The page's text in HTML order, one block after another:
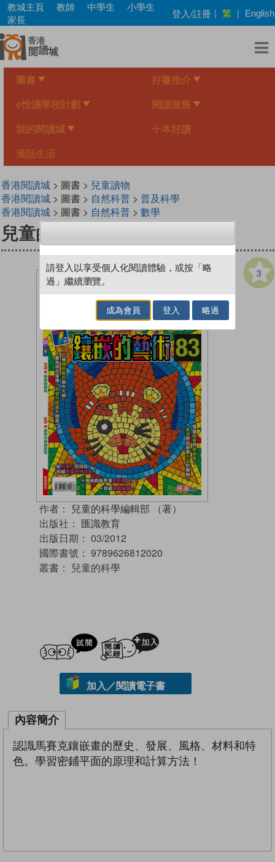
Skip
main
content
教城主頁 教師 中學生
小學生
家長
登入/註冊 | 繁 | English
圖書 好書推介
e悅讀學校計劃 閱讀服務
我的閱讀城 十本好讀
漫話生活
香港閱讀城> 圖書 > 兒童讀物
香港閱讀城> 圖書 > 自然科普> 普及科學
香港閱讀城> 圖書 > 自然科普> 數學
兒童的科學 83 鑲嵌的藝術
3
作者： 兒童的科學編輯部 （著）
出版社： 匯識教育
出版日期： 03/2012
國際書號： 9789626812020
叢書： 兒童的科學
試閲
加入／閱讀電子書
內容簡介
認識馬賽克鑲嵌畫的歷史、發展、風格、材料和特
色。學習密鋪平面的原理和計算方法！
請登入以享受個人化閱讀體驗，或按「略
過」繼續瀏覽。
成為會員 登入 略過